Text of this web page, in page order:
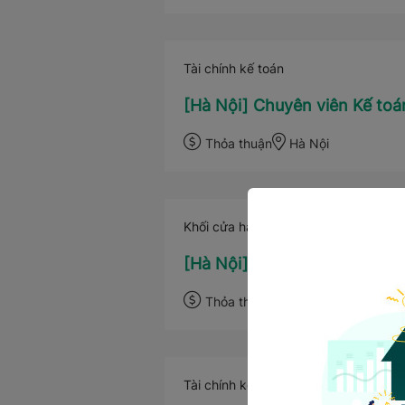
Tài chính kế toán
[Hà Nội] Chuyên viên Kế
Thỏa thuận Hà Nội
Khối cửa hàng
[Hà Nội] Cửa hàng trưởng
Thỏa thuận
Tài chính kế toán